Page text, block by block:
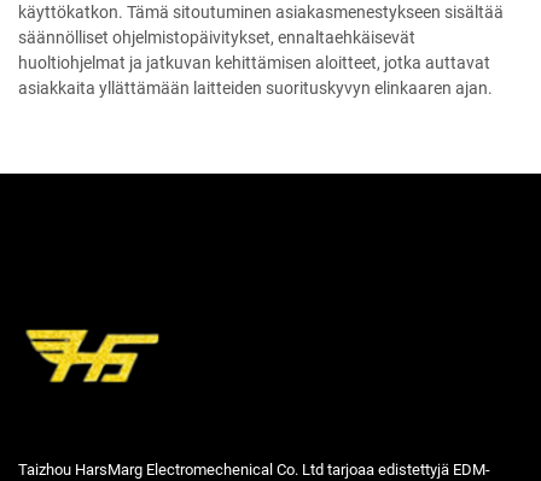
käyttökatkon. Tämä sitoutuminen asiakasmenestykseen sisältää
säännölliset ohjelmistopäivitykset, ennaltaehkäisevät
huoltiohjelmat ja jatkuvan kehittämisen aloitteet, jotka auttavat
asiakkaita yllättämään laitteiden suorituskyvyn elinkaaren ajan.
Taizhou HarsMarg Electromechenical Co. Ltd tarjoaa edistettyjä EDM-